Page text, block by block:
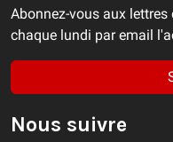
Abonnez-vous aux
chaque lundi par email
Nous suivre